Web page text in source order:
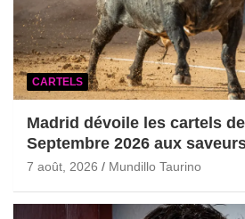
CARTELS
Madrid dévoile les cartels
Septembre 2026 aux
7 août, 2026 Mundillo Taurino